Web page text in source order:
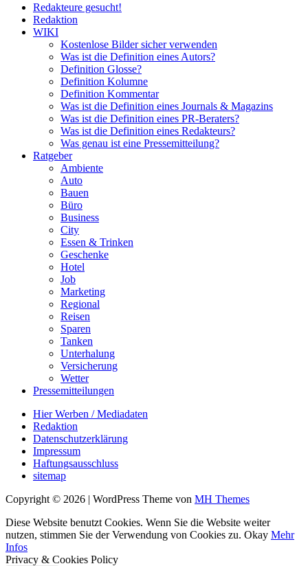
Redakteure gesucht!
Redaktion
WIKI
Kostenlose Bilder sicher verwenden
Was ist die Definition eines Autors?
Definition Glosse?
Definition Kolumne
Definition Kommentar
Was ist die Definition eines Journals & Magazins
Was ist die Definition eines PR-Beraters?
Was ist die Definition eines Redakteurs?
Was genau ist eine Pressemitteilung?
Ratgeber
Ambiente
Auto
Bauen
Büro
Business
City
Essen & Trinken
Geschenke
Hotel
Job
Marketing
Regional
Reisen
Sparen
Tanken
Unterhalung
Versicherung
Wetter
Pressemitteilungen
Hier Werben / Mediadaten
Redaktion
Datenschutzerklärung
Impressum
Haftungsausschluss
sitemap
Copyright © 2026 | WordPress Theme von MH Themes
Diese Website benutzt Cookies. Wenn Sie die Website weiter
nutzen, stimmen Sie der Verwendung von Cookies zu. Okay Mehr
Infos
Privacy & Cookies Policy